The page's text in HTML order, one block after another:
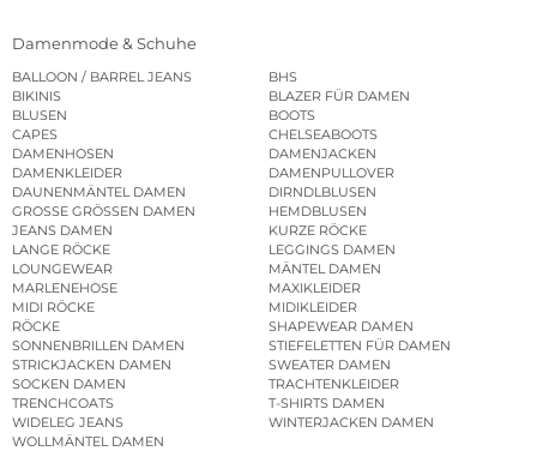
Damenmode & Schuhe
BALLOON / BARREL JEANS
BHS
BIKINIS
BLAZER FÜR DAMEN
BLUSEN
BOOTS
CAPES
CHELSEABOOTS
DAMENHOSEN
DAMENJACKEN
DAMENKLEIDER
DAMENPULLOVER
DAUNENMÄNTEL DAMEN
DIRNDLBLUSEN
GROSSE GRÖSSEN DAMEN
HEMDBLUSEN
JEANS DAMEN
KURZE RÖCKE
LANGE RÖCKE
LEGGINGS DAMEN
LOUNGEWEAR
MÄNTEL DAMEN
MARLENEHOSE
MAXIKLEIDER
MIDI RÖCKE
MIDIKLEIDER
RÖCKE
SHAPEWEAR DAMEN
SONNENBRILLEN DAMEN
STIEFELETTEN FÜR DAMEN
STRICKJACKEN DAMEN
SWEATER DAMEN
SOCKEN DAMEN
TRACHTENKLEIDER
TRENCHCOATS
T-SHIRTS DAMEN
WIDELEG JEANS
WINTERJACKEN DAMEN
WOLLMÄNTEL DAMEN